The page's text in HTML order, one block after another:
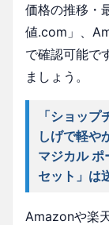
価格の推移・
値.com」、
で確認可能で
ましょう。
「ショッ
しげで軽や
マジカル ポ
セット」は
Amazonや楽